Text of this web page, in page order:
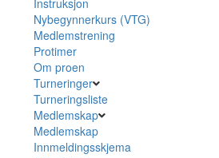
Nybegynnerkurs (VTG)
Medlemstrening
Protimer
Om proen
Turneringer
Turneringsliste
Medlemskap
Medlemskap
Innmeldingsskjema